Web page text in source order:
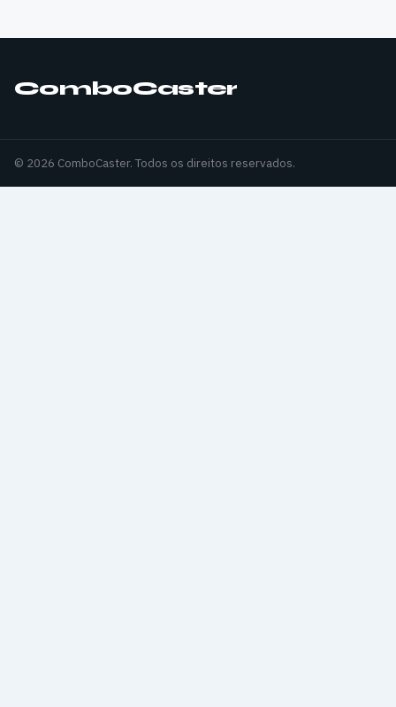
ComboCaster
© 2026 ComboCaster. Todos os direitos reservados.